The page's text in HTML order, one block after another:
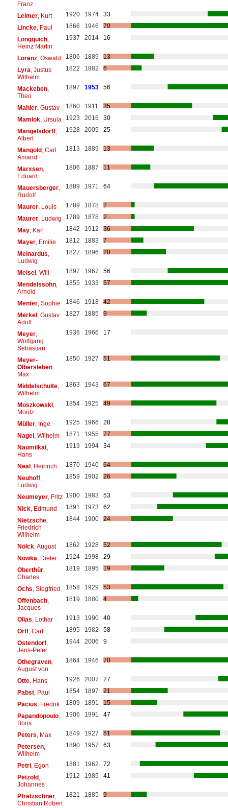
Franz
Leimer, Kurt 1920 1974
33
Lincke, Paul 1866 1946
70
Longquich,
Heinz Martin
1937 2014 16
Lorenz, Oswald 1806 1889
13
Lyra , Justus
Wilhelm
1822 1882 6
Mackeben,
Theo
1897 1953 56
Mahler, Gustav 1860 1911
35
Mamlok, Ursula 1923 2016
30
Mangelsdorff,
Albert
1928 2005 25
Mangold, Carl
Amand
1813 1889 13
Marxsen,
Eduard
1806 1887 11
Mauersberger,
Rudolf
1889 1971 64
Maurer, Louis 1789 1878
2
Maurer, Ludwig 1789 1878
2
May, Karl 1842 1912
36
Mayer, Emilie 1812 1883
7
Meinardus
Ludwig
1827 1896 20
Meisel, Will 1897 1967
56
Mendelssohn,
Arnold
1855 1933 57
Menter, Sophie 1846 1918
42
Merkel, Gustav
Adolf
1827 1885 9
Meyer,
Wolfgang
Sebastian
1936 1966 17
Meyer-
Olbersleben,
Max
1850 1927 51
Middelschulte,
Wilhelm
1863 1943 67
Moszkowski,
Moritz
1854 1925 49
Müller, Inge 1925 1966
28
Nagel, Wilhelm 1871 1955
77
Naumilkat,
Hans
1919 1994 34
Neal, Heinrich 1870 1940
64
Neuhoff,
Ludwig
1859 1902 26
Neumeyer, Fritz 1900 1983
53
Nick, Edmund 1891 1973
62
Nietzsche,
Friedrich
Wilhelm
1844 1900 24
Nölck, August 1862 1928
52
Nowka , Dieter 1924 1998
29
Oberthür,
Charles
1819 1895 19
Ochs , Siegfried 1858 1929
53
Offenbach,
Jacques
1819 1880 4
Olias , Lothar 1913 1990
40
Orff, Carl 1895 1982
58
Ostendorf,
Jens-Peter
1944 2006 9
Othegraven,
August von
1864 1946 70
Otte, Hans 1926 2007
27
Pabst, Paul 1854 1897
21
Pacius , Fredrik 1809 1891
15
Papandopoulo,
Boris
1906 1991 47
Peters , Max 1849 1927
51
Petersen,
Wilhelm
1890 1957 63
Petri, Egon 1881 1962
72
Petzold,
Johannes
1912 1985 41
Pfretzschner,
Christian Robert
1821 1885 9